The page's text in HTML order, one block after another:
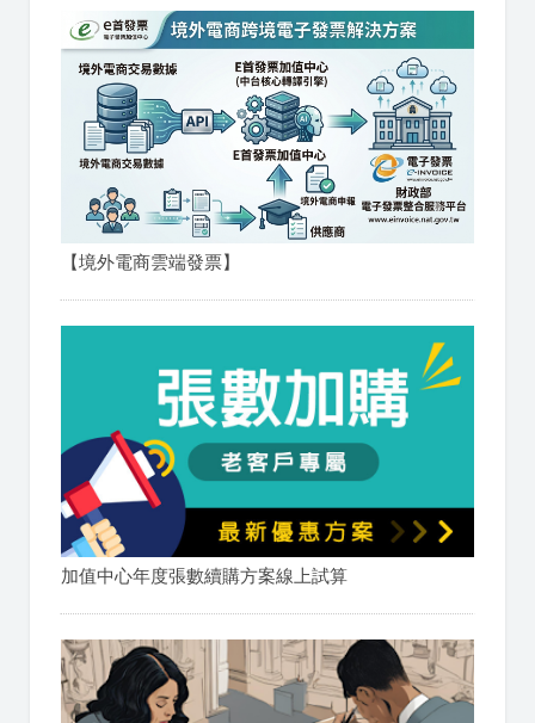
【境外電商雲端發票】
加值中心年度張數續購方案線上試算